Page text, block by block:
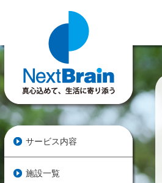
サービス内容
施設一覧